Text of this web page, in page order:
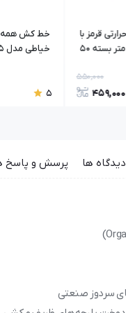
قرمز با
نوک 0.5 میلی متر بسته 50
550,000
459,000
خط کش همه
خیاطی مدل 3245
5
دیدگاه ها پرسش و پاسخ
سردوز صنعتی